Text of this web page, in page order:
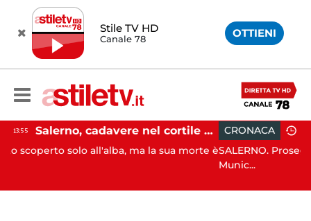
Stile TV HD
Canale 78 OTTIENI
Salerno, cadavere nel cortile di un palazzo: indaga la Polizia
ma la sua morte è
CRONACA 09:52
SALERNO. Proseguono i controlli